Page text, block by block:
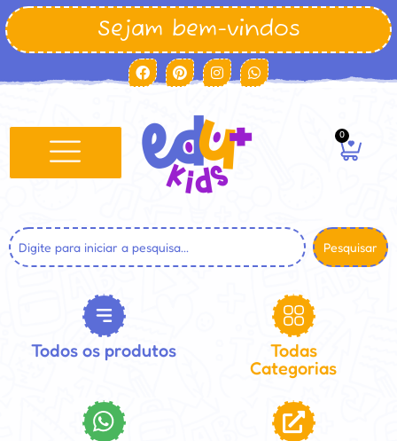
Sejam bem-vindos
0
Pesquisar
Todos os produtos
Todas
Categorias